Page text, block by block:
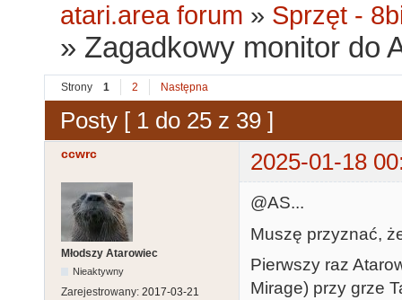
atari.area forum » Sprzęt -
» Zagadkowy monitor do
Strony 1 2 Następna
Posty [ 1 do 25 z 39 ]
ccwrc 2025-01-18
Młodszy Atarowiec
Nieaktywny
Zarejestrowany: 2017-03-21
@AS...
Muszę przyznać,
Pierwszy raz
Mirage) przy grze